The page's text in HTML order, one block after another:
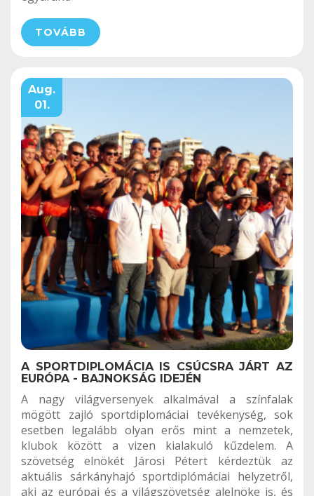
TOVÁBB
Aug.
01.
A SPORTDIPLOMÁCIA IS CSÚCSRA JÁRT AZ
EURÓPA - BAJNOKSÁG IDEJÉN
A nagy világversenyek alkalmával a színfalak
mögött zajló sportdiplomáciai tevékenység, sok
esetben legalább olyan erős mint a nemzetek,
klubok között a vizen kialakuló kűzdelem. A
szövetség elnökét Járosi Pétert kérdeztük az
aktuális sárkányhajó sportdiplómáciai helyzetről,
aki az európai és a világszövetség alelnöke is, és